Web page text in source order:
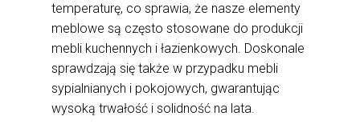
temperaturę, co sprawia, że nasze elementy
meblowe są często stosowane do produkcji
mebli kuchennych i łazienkowych. Doskonale
sprawdzają się także w przypadku mebli
sypialnianych i pokojowych, gwarantując
wysoką trwałość i solidność na lata.